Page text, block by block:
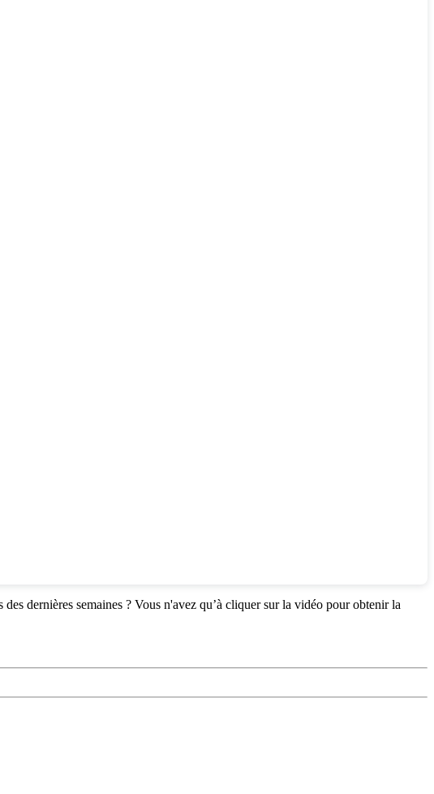
dernières semaines ? Vous n'avez qu’à cliquer sur la vidéo pour obtenir la